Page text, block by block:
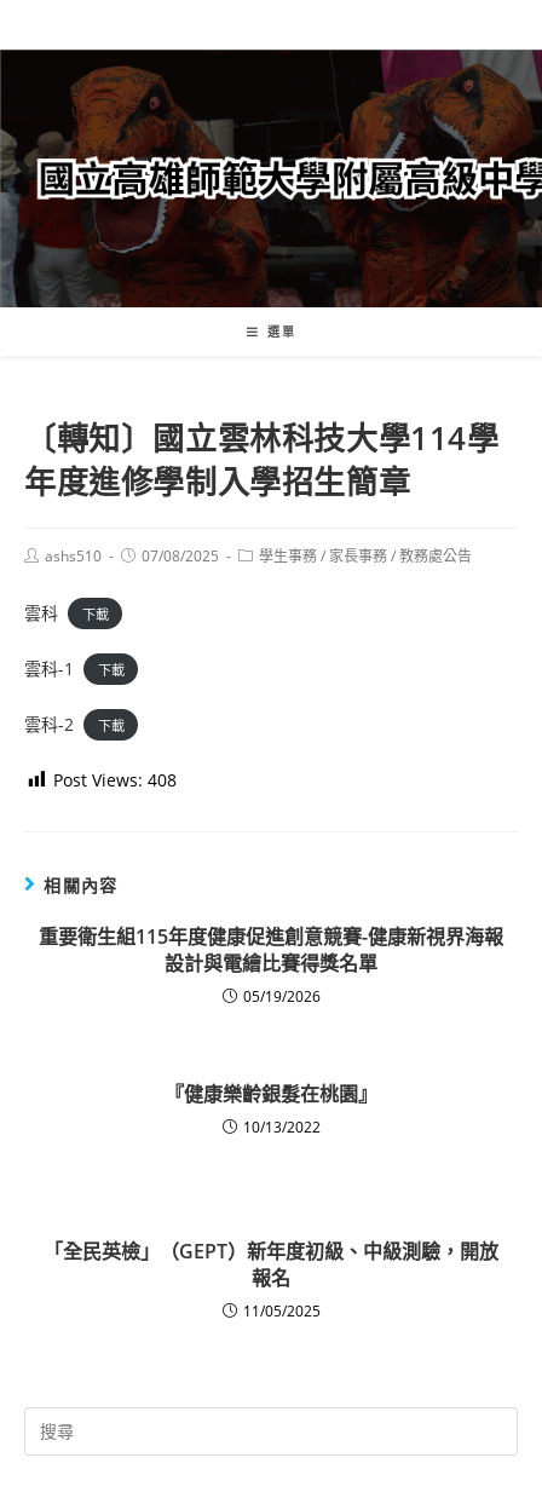
轉
要
內
容
選單
〔轉知〕國立雲林科技大學114學
年度進修學制入學招生簡章
Postashs510
Post07/08/2025
Post學生事務/ 家長事務/教務處公告
雲科 下載
雲科-1 下載
雲科-2 下載
Post Views: 408
相關內容
重要衛生組115年度健康促進創意競賽-健康新視界海報
設計與電繪比賽得獎名單
05/19/2026
『健康樂齡銀髮在桃園』
10/13/2022
「全民英檢」（GEPT）新年度初級、中級測驗，開放
報名
11/05/2025
Search
for: